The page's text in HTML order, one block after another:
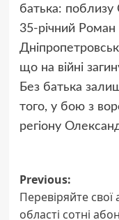
батька: поблизу
35-річний Роман
що на війні
Без батька
того, у бою з
регіону
Post
Previous:
Перевіряйте свої
області сотні